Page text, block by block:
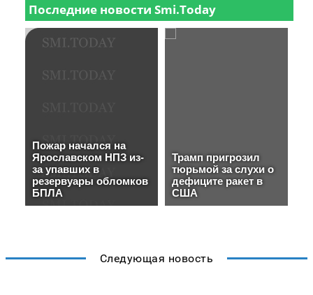
Следующая новость